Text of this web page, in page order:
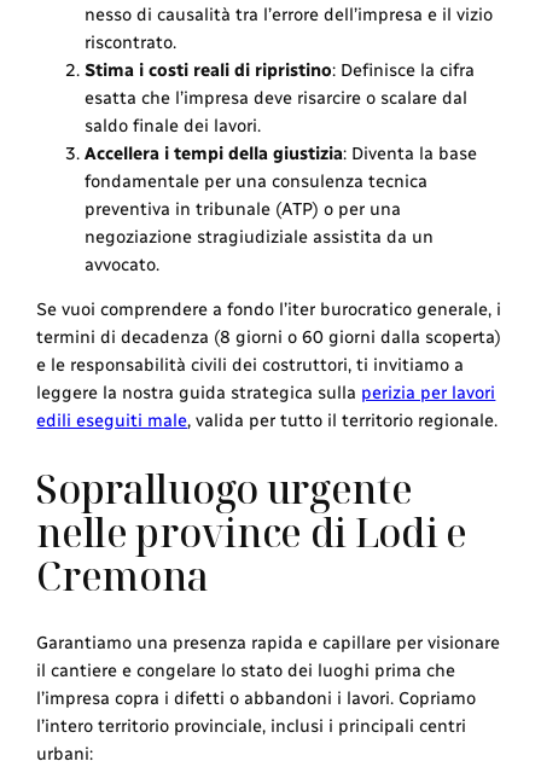
nesso di causalità tra l’errore dell’impresa e il vizio
riscontrato.
Stima i costi reali di ripristino: Definisce la cifra
esatta che l’impresa deve risarcire o scalare dal
saldo finale dei lavori.
Accellera i tempi della giustizia: Diventa la base
fondamentale per una consulenza tecnica
preventiva in tribunale (ATP) o per una
negoziazione stragiudiziale assistita da un
avvocato.
Se vuoi comprendere a fondo l’iter burocratico generale, i
termini di decadenza (8 giorni o 60 giorni dalla scoperta)
e le responsabilità civili dei costruttori, ti invitiamo a
leggere la nostra guida strategica sulla perizia per lavori
edili eseguiti male, valida per tutto il territorio regionale.
Sopralluogo urgente
nelle province di Lodi e
Cremona
Garantiamo una presenza rapida e capillare per visionare
il cantiere e congelare lo stato dei luoghi prima che
l’impresa copra i difetti o abbandoni i lavori. Copriamo
l’intero territorio provinciale, inclusi i principali centri
urbani: